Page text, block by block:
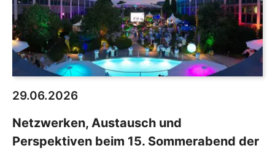
29.06.2026
Netzwerken, Austausch und
Perspektiven beim 15. Sommerabend der